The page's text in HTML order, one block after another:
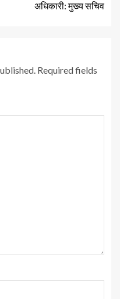
अधिकारी: मुख्य सचिव
Required fields